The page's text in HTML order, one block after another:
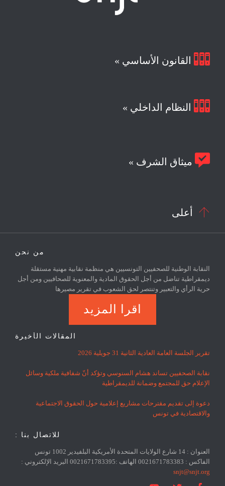
 القانون الأساسي »
 النظام الداخلي »
 ميثاق الشرف »
 أعلى
من نحن
النقابة الوطنية للصحفيين التونسيين هي منظمة نقابية مهنية مستقلة
ديمقراطية تناضل من أجل الحقوق المادية والمعنوية للصحافيين ومن أجل
حرية الرأي والتعبير وتنتصر لحق الشعوب في تقرير مصيرها
اقرا المزيد
المقالات الأخيرة
تقرير الجلسة العامة العادية الثانية 31 جويلية 2026
نقابة الصحفيين تساند هشام السنوسي وتؤكد أنّ شفافية ملكية وسائل
الإعلام حق للمجتمع وضمانة للديمقراطية
دعوة إلى تقديم مقترحات مشاريع إعلامية حول الحقوق الاجتماعية
والاقتصادية في تونس
للاتصال بنا :
العنوان : 14 شارع الولايات المتحدة الأمريكية البلفيدير 1002 تونس
الفاكس : 0021671783383 الهاتف :0021671783395 البريد الإلكتروني :
snjt@snjt.org